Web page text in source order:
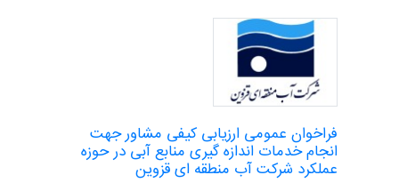
فراخوان عمومی ارزیابی کیفی مشاور جهت
انجام خدمات اندازه گیری منابع آبی در حوزه
عملکرد شرکت آب منطقه ای قزوین